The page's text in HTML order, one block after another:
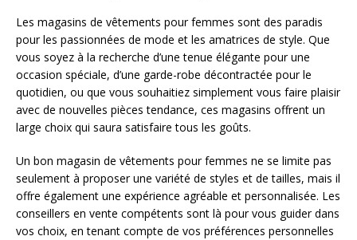
Les magasins de vêtements pour femmes sont des paradis
pour les passionnées de mode et les amatrices de style. Que
vous soyez à la recherche d’une tenue élégante pour une
occasion spéciale, d’une garde-robe décontractée pour le
quotidien, ou que vous souhaitiez simplement vous faire plaisir
avec de nouvelles pièces tendance, ces magasins offrent un
large choix qui saura satisfaire tous les goûts.
Un bon magasin de vêtements pour femmes ne se limite pas
seulement à proposer une variété de styles et de tailles, mais il
offre également une expérience agréable et personnalisée. Les
conseillers en vente compétents sont là pour vous guider dans
vos choix, en tenant compte de vos préférences personnelles